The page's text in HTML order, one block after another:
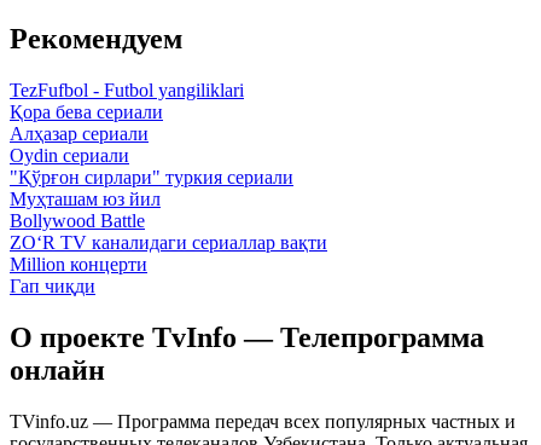
Рекомендуем
TezFufbol - Futbol yangiliklari
Қора бева сериали
Алҳазар сериали
Oydin сериали
"Қўрғон сирлари" туркия сериали
Муҳташам юз йил
Bollywood Battle
ZO‘R TV каналидаги сериаллар вақти
Million концерти
Гап чиқди
О проекте TvInfo — Телепрограмма
онлайн
TVinfo.uz — Программа передач всех популярных частных и